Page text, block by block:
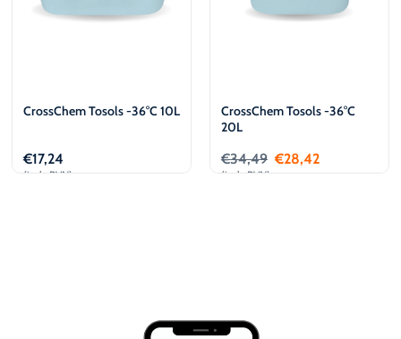
CrossChem Tosols -36°C 10L
€17,24
(iesk. PVN)
CrossChem Tosols -36°C
20L
€34,49 €28,42
(iesk. PVN)